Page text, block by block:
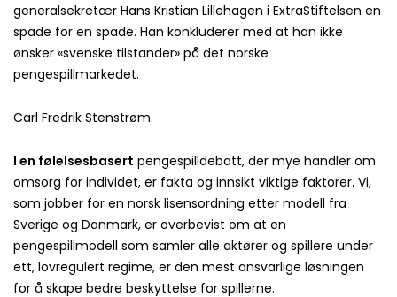
generalsekretær Hans Kristian Lillehagen i ExtraStiftelsen en
spade for en spade. Han konkluderer med at han ikke
ønsker «svenske tilstander» på det norske
pengespillmarkedet.
Carl Fredrik Stenstrøm.
I en følelsesbasert pengespilldebatt, der mye handler om
omsorg for individet, er fakta og innsikt viktige faktorer. Vi,
som jobber for en norsk lisensordning etter modell fra
Sverige og Danmark, er overbevist om at en
pengespillmodell som samler alle aktører og spillere under
ett, lovregulert regime, er den mest ansvarlige løsningen
for å skape bedre beskyttelse for spillerne.